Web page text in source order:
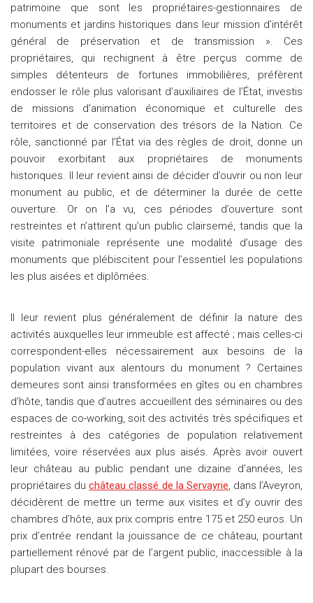
patrimoine que sont les propriétaires-gestionnaires de
monuments et jardins historiques dans leur mission d’intérêt
général de préservation et de transmission ». Ces
propriétaires, qui rechignent à être perçus comme de
simples détenteurs de fortunes immobilières, préfèrent
endosser le rôle plus valorisant d’auxiliaires de l’État, investis
de missions d’animation économique et culturelle des
territoires et de conservation des trésors de la Nation. Ce
rôle, sanctionné par l’État via des règles de droit, donne un
pouvoir exorbitant aux propriétaires de monuments
historiques. Il leur revient ainsi de décider d’ouvrir ou non leur
monument au public, et de déterminer la durée de cette
ouverture. Or on l’a vu, ces périodes d’ouverture sont
restreintes et n’attirent qu’un public clairsemé, tandis que la
visite patrimoniale représente une modalité d’usage des
monuments que plébiscitent pour l’essentiel les populations
les plus aisées et diplômées.
Il leur revient plus généralement de définir la nature des
activités auxquelles leur immeuble est affecté ; mais celles-ci
correspondent-elles nécessairement aux besoins de la
population vivant aux alentours du monument ? Certaines
demeures sont ainsi transformées en gîtes ou en chambres
d’hôte, tandis que d’autres accueillent des séminaires ou des
espaces de co-working, soit des activités très spécifiques et
restreintes à des catégories de population relativement
limitées, voire réservées aux plus aisés. Après avoir ouvert
leur château au public pendant une dizaine d’années, les
propriétaires duchâteau classé de la Servayrie, dans l’Aveyron,
décidèrent de mettre un terme aux visites et d’y ouvrir des
chambres d’hôte, aux prix compris entre 175 et 250 euros. Un
prix d’entrée rendant la jouissance de ce château, pourtant
partiellement rénové par de l’argent public, inaccessible à la
plupart des bourses.